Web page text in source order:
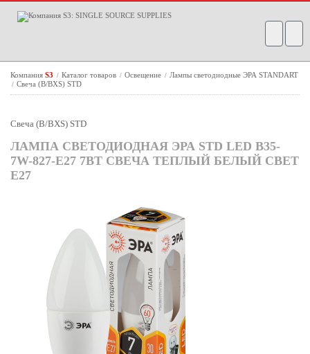
Компания S3 / Каталог товаров / Освещение / Лампы светодиодные ЭРА STANDART
/ Свеча (B/BXS) STD
Свеча (B/BXS) STD
ЛАМПА СВЕТОДИОДНАЯ ЭРА STD LED B35-
7W-827-E27 7ВТ СВЕЧА ТЕПЛЫЙ БЕЛЫЙ СВЕТ
Е27